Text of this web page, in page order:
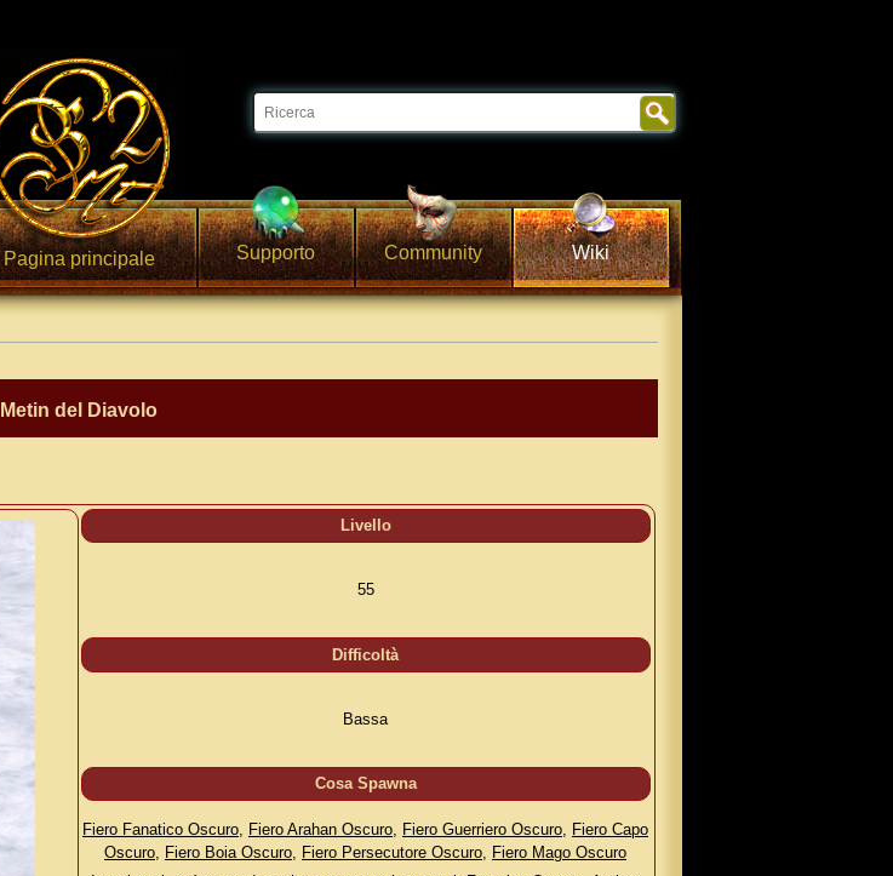
Pagina principale Supporto Community Wiki
Metin del Diavolo
Livello
55
Difficoltà
Bassa
Cosa Spawna
Fiero Fanatico Oscuro Fiero Arahan Oscuro Fiero Guerriero Oscuro Fiero Capo
Oscuro Fiero Boia Oscuro Fiero Persecutore Oscuro Fiero Mago Oscuro